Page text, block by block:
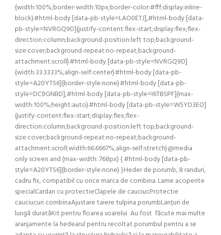
{width:100%;border-width:10px;border-color:#fff;display:inline-
block}#html-body [data-pb-style=LAO0ETJ],#html-body [data-
pb-style=NVRGQ9D]{justify-content:flex-start;display:flex;flex-
direction:column;background-position:left top;background-
size:cover;background-repeat:no-repeat;background-
attachment:scroll}#html-body [data-pb-style=NVRGQ9D]
{width:33.3333%;align-self:center}#html-body [data-pb-
style=A20YTS6]{border-style:none}#html-body [data-pb-
style=DC9GNBD],#html-body [data-pb-style=I6TBSPF]{max-
width:100%;height:auto}#html-body [data-pb-style=W5YD3EO]
{justify-content:flex-start;display:flex;flex-
direction:column;background-position:left top;background-
size:cover;background-repeat:no-repeat;background-
attachment:scroll;width:66.6667%;align-self:stretch}@media
only screen and (max-width: 768px) { #html-body [data-pb-
style=A20YTS6]{border-style:none} }Heder de porumb, 8 randuri,
cadru fix, compatibil cu orice marca de combina. Lame acoperite
specialCardan cu protectieClapele de cauciucProtectie
cauciucuri combinaAjustare taiere tulpina porumbLanțuri de
lungă duratăKit pentru floarea soarelui Au fost făcute mai multe
aranjamente la hedearul pentru recoltat porumbul pentru a se